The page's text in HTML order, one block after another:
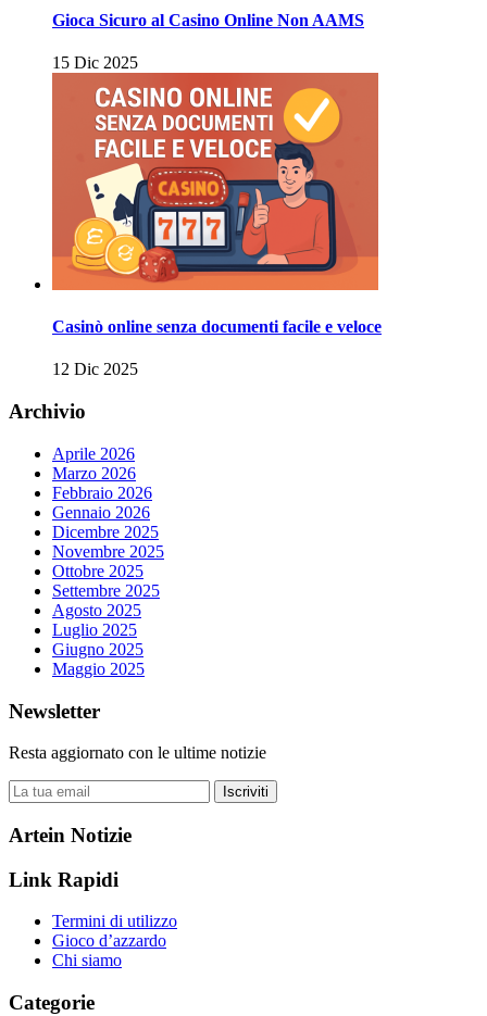
Gioca Sicuro al Casino Online Non AAMS
15 Dic 2025
Casinò online senza documenti facile e veloce
12 Dic 2025
Archivio
Aprile 2026
Marzo 2026
Febbraio 2026
Gennaio 2026
Dicembre 2025
Novembre 2025
Ottobre 2025
Settembre 2025
Agosto 2025
Luglio 2025
Giugno 2025
Maggio 2025
Newsletter
Resta aggiornato con le ultime notizie
Iscriviti
Artein Notizie
Link Rapidi
Termini di utilizzo
Gioco d’azzardo
Chi siamo
Categorie